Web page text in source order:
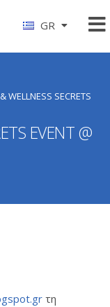
GR
WELLNESS SECRETS
EVENT @
τη